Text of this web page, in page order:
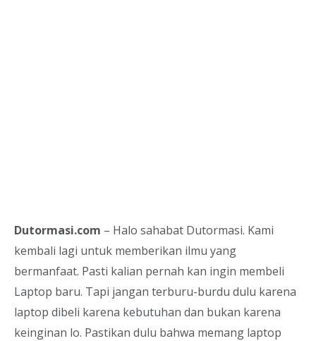
Dutormasi.com – Halo sahabat Dutormasi. Kami
kembali lagi untuk memberikan ilmu yang
bermanfaat. Pasti kalian pernah kan ingin membeli
Laptop baru. Tapi jangan terburu-burdu dulu karena
laptop dibeli karena kebutuhan dan bukan karena
keinginan lo. Pastikan dulu bahwa memang laptop